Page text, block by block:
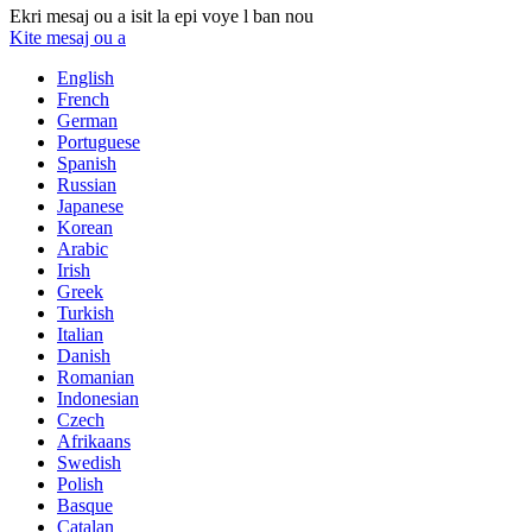
Ekri mesaj ou a isit la epi voye l ban nou
Kite mesaj ou a
English
French
German
Portuguese
Spanish
Russian
Japanese
Korean
Arabic
Irish
Greek
Turkish
Italian
Danish
Romanian
Indonesian
Czech
Afrikaans
Swedish
Polish
Basque
Catalan